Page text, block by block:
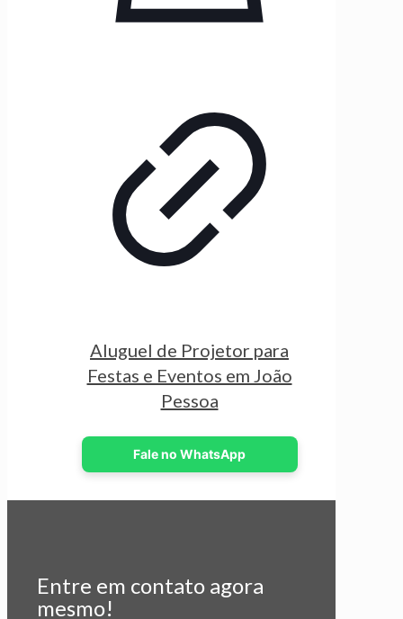
Aluguel de Projetor para
Festas e Eventos em João
Pessoa
Fale no WhatsApp
Entre em contato agora
mesmo!